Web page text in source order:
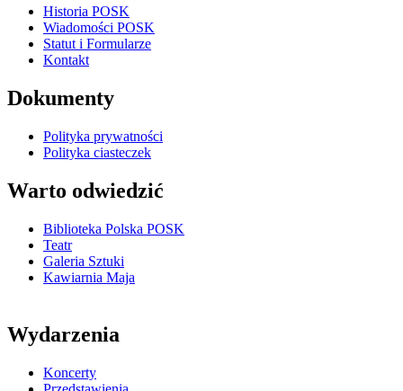
Historia POSK
Wiadomości POSK
Statut i Formularze
Kontakt
Dokumenty
Polityka prywatności
Polityka ciasteczek
Warto odwiedzić
Biblioteka Polska POSK
Teatr
Galeria Sztuki
Kawiarnia Maja
Wydarzenia
Koncerty